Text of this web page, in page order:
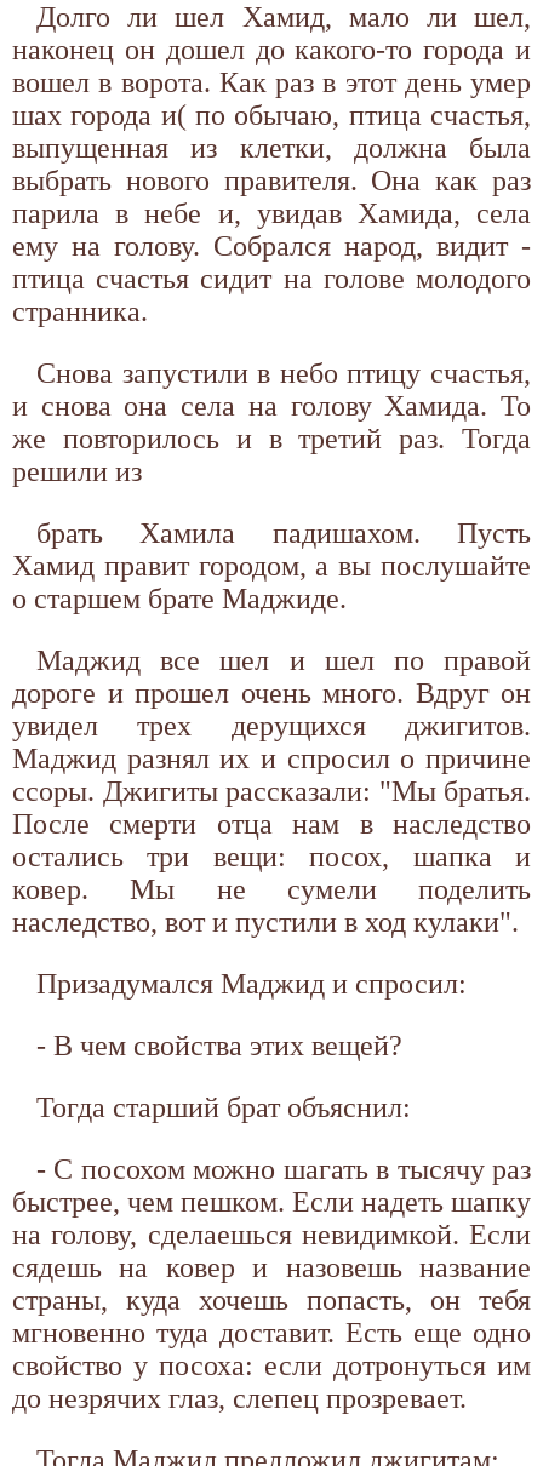
Долго ли шел Хамид, мало ли шел,
наконец он дошел до какого-то города и
вошел в ворота. Как раз в этот день умер
шах города и( по обычаю, птица счастья,
выпущенная из клетки, должна была
выбрать нового правителя. Она как раз
парила в небе и, увидав Хамида, села
ему на голову. Собрался народ, видит -
птица счастья сидит на голове молодого
странника.
Снова запустили в небо птицу счастья,
и снова она села на голову Хамида. То
же повторилось и в третий раз. Тогда
решили из
брать Хамила падишахом. Пусть
Хамид правит городом, а вы послушайте
о старшем брате Маджиде.
Маджид все шел и шел по правой
дороге и прошел очень много. Вдруг он
увидел трех дерущихся джигитов.
Маджид разнял их и спросил о причине
ссоры. Джигиты рассказали: "Мы братья.
После смерти отца нам в наследство
остались три вещи: посох, шапка и
ковер. Мы не сумели поделить
наследство, вот и пустили в ход кулаки".
Призадумался Маджид и спросил:
- В чем свойства этих вещей?
Тогда старший брат объяснил:
- С посохом можно шагать в тысячу раз
быстрее, чем пешком. Если надеть шапку
на голову, сделаешься невидимкой. Если
сядешь на ковер и назовешь название
страны, куда хочешь попасть, он тебя
мгновенно туда доставит. Есть еще одно
свойство у посоха: если дотронуться им
до незрячих глаз, слепец прозревает.